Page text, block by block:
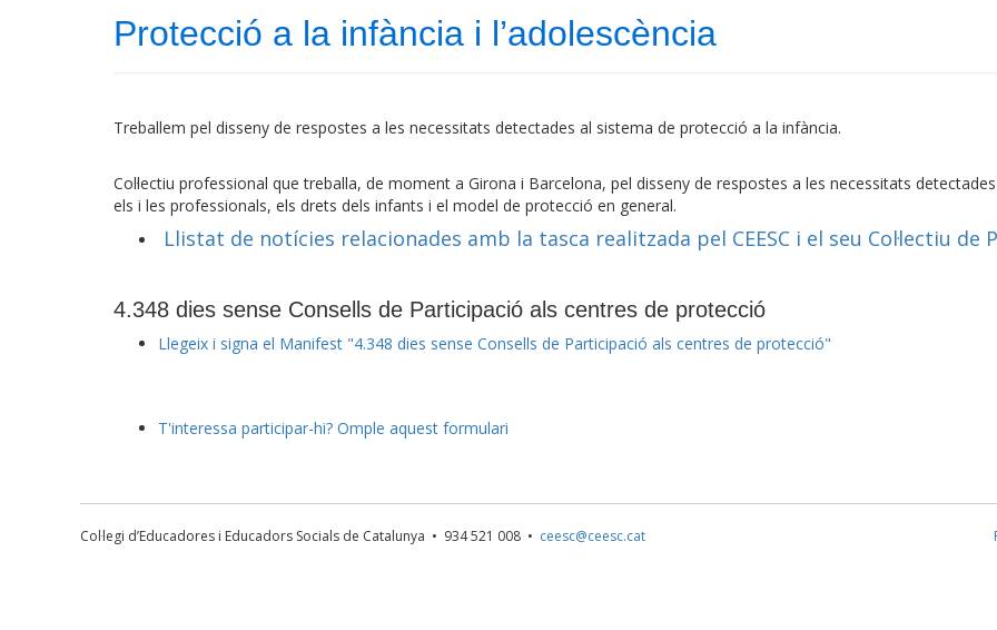
Protecció a la infància i l’adolescència
Treballem pel disseny de respostes a les necessitats detectades al sistema de protecció a la infància.
Col·lectiu professional que treballa, de moment a Girona i Barcelona, pel disseny de respostes a les necessitats
els i les professionals, els drets dels infants i el model de protecció en general.
Llistat de notícies relacionades amb la tasca realitzada pel CEESC i el seu Col·lectiu de
4.348 dies sense Consells de Participació als centres de protecció
Llegeix i signa el Manifest "4.348 dies sense Consells de Participació als centres de protecció"
T'interessa participar-hi? Omple aquest formulari
Col·legi d’Educadores i Educadors Socials de Catalunya • 934 521 008 • ceesc@ceesc.cat